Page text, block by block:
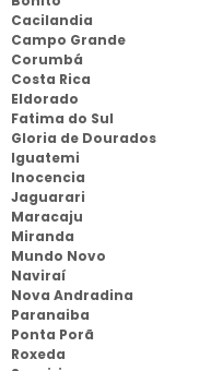
Cacilandia
Campo Grande
Corumbá
Costa Rica
Eldorado
Fatima do Sul
Gloria de Dourados
Iguatemi
Inocencia
Jaguarari
Maracaju
Miranda
Mundo Novo
Naviraí
Nova Andradina
Paranaiba
Ponta Porã
Roxeda